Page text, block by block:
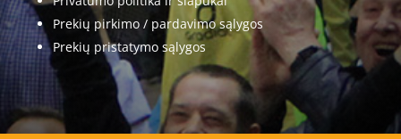
Prekių pirkimo / pardavimo sąlygos
Prekių pristatymo sąlygos